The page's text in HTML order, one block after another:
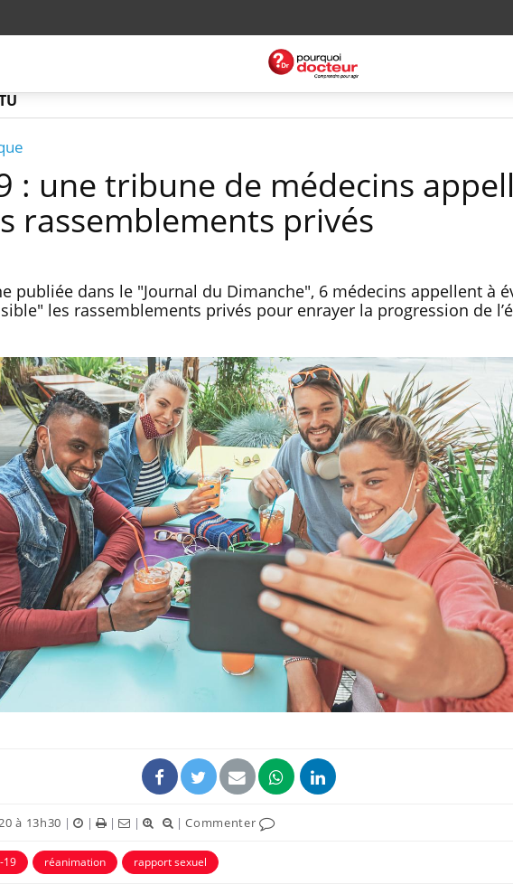
: une tribune de médecins
rassemblements privés
publiée dans le "Journal du Dimanche", 6 médecins appellent à
les rassemblements privés pour enrayer la progression de
à 13h30 | | | | |Commenter
19 réanimation rapport sexuel